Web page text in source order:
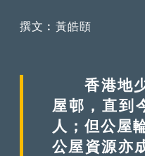
撰文︰黃皓頤
香港地少
屋邨，直到
人；但公屋
公屋資源亦